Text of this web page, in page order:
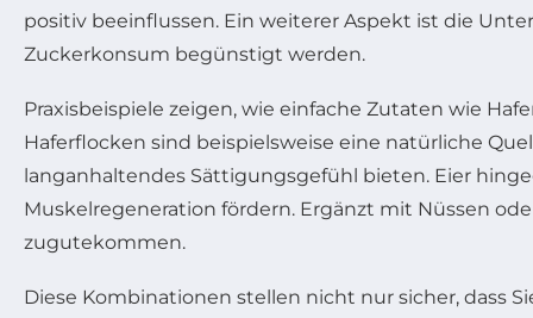
positiv beeinflussen. Ein weiterer Aspekt ist die
Zuckerkonsum begünstigt werden.
Praxisbeispiele zeigen, wie einfache Zutaten wie
Haferflocken sind beispielsweise eine natürliche
langanhaltendes Sättigungsgefühl bieten. Eier
Muskelregeneration fördern. Ergänzt mit Nüssen
zugutekommen.
Diese Kombinationen stellen nicht nur sicher, dass